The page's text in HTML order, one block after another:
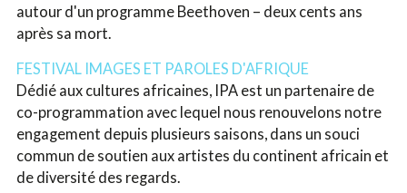
autour d'un programme Beethoven – deux cents ans
après sa mort.
FESTIVAL IMAGES ET PAROLES D'AFRIQUE
Dédié aux cultures africaines, IPA est un partenaire de
co-programmation avec lequel nous renouvelons notre
engagement depuis plusieurs saisons, dans un souci
commun de soutien aux artistes du continent africain et
de diversité des regards.